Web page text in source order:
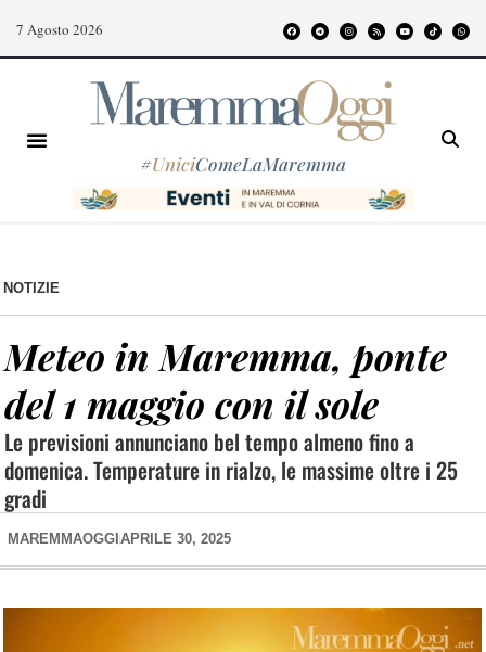
7 Agosto 2026
#UniciComeLaMaremma
NOTIZIE
Meteo in Maremma, ponte
del 1 maggio con il sole
Le previsioni annunciano bel tempo almeno fino a
domenica. Temperature in rialzo, le massime oltre i 25
gradi
MAREMMAOGGI APRILE 30, 2025